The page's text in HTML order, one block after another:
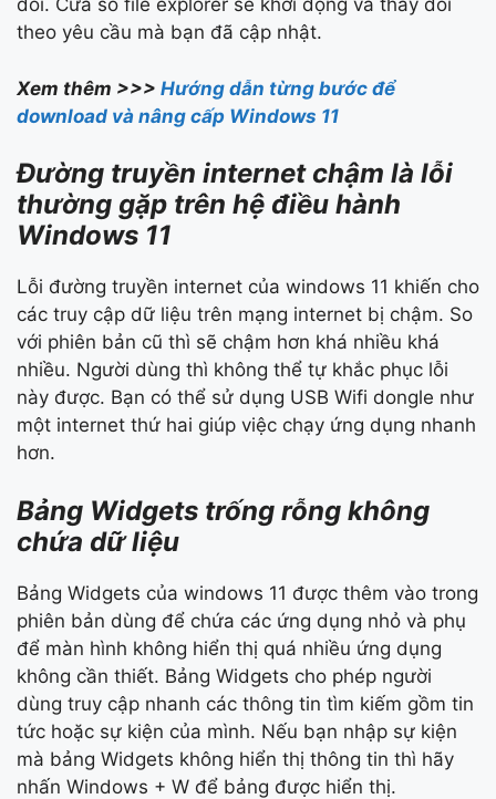
đổi. Cửa sổ file explorer sẽ khởi động và thay đổi
theo yêu cầu mà bạn đã cập nhật.
Xem thêm >>> Hướng dẫn từng bước để
download và nâng cấp Windows 11
Đường truyền internet chậm là lỗi
thường gặp trên hệ điều hành
Windows 11
Lỗi đường truyền internet của windows 11 khiến cho
các truy cập dữ liệu trên mạng internet bị chậm. So
với phiên bản cũ thì sẽ chậm hơn khá nhiều khá
nhiều. Người dùng thì không thể tự khắc phục lỗi
này được. Bạn có thể sử dụng USB Wifi dongle như
một internet thứ hai giúp việc chạy ứng dụng nhanh
hơn.
Bảng Widgets trống rỗng không
chứa dữ liệu
Bảng Widgets của windows 11 được thêm vào trong
phiên bản dùng để chứa các ứng dụng nhỏ và phụ
để màn hình không hiển thị quá nhiều ứng dụng
không cần thiết. Bảng Widgets cho phép người
dùng truy cập nhanh các thông tin tìm kiếm gồm tin
tức hoặc sự kiện của mình. Nếu bạn nhập sự kiện
mà bảng Widgets không hiển thị thông tin thì hãy
nhấn Windows + W để bảng được hiển thị.